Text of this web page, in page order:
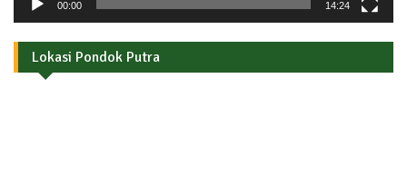
00:00 14:24
Lokasi Pondok Putra